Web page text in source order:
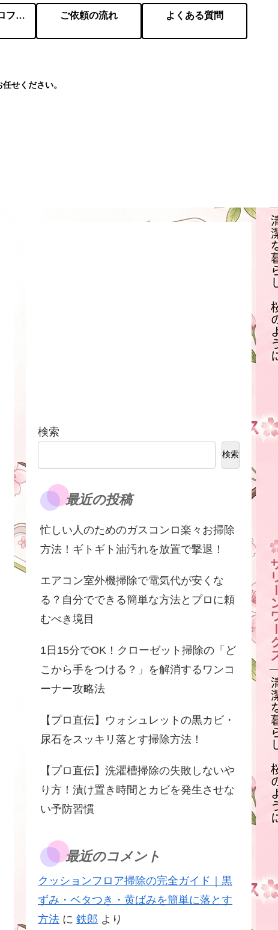
せください。
会社概要／プロフィール ご依頼の流れ よくある質問
検索
検索
最近の投稿
​忙しい人のためのガスコンロ楽々お掃除
方法！ギトギト油汚れを放置で撃退！
エアコン室外機掃除で電気代が安くな
る？自分でできる簡単な方法とプロに頼
むべき境目
1日15分でOK！クローゼット掃除の「ど
こから手をつける？」を解消するワンコ
ーナー攻略法
【プロ直伝】ウォシュレットの黒カビ・
尿石をスッキリ落とす掃除方法！
【プロ直伝】洗濯槽掃除の失敗しないや
り方！漬け置き時間とカビを発生させな
い予防習慣
最近のコメント
クッションフロア掃除の完全ガイド｜黒
ずみ・ベタつき・黄ばみを簡単に落とす
方法 に 鉄郎 より